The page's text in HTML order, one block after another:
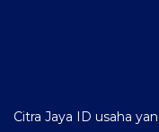
Citra Jaya ID usaha